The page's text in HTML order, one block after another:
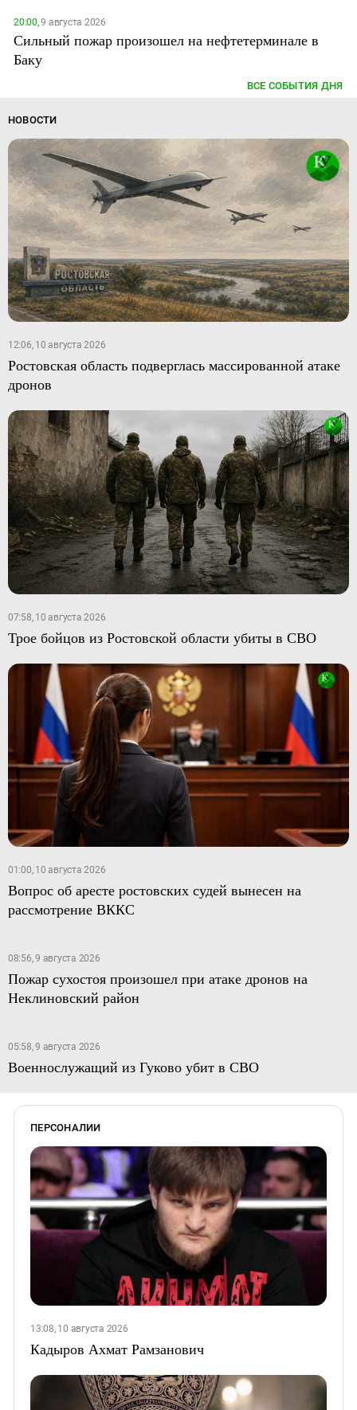
20:00,9 августа 2026
Сильный пожар произошел на нефтетерминале в
Баку
ВСЕ СОБЫТИЯ ДНЯ
НОВОСТИ
12:06, 10 августа 2026
Ростовская область подверглась массированной атаке
дронов
07:58, 10 августа 2026
Трое бойцов из Ростовской области убиты в СВО
01:00, 10 августа 2026
Вопрос об аресте ростовских судей вынесен на
рассмотрение ВККС
08:56, 9 августа 2026
Пожар сухостоя произошел при атаке дронов на
Неклиновский район
05:58, 9 августа 2026
Военнослужащий из Гуково убит в СВО
ПЕРСОНАЛИИ
13:08, 10 августа 2026
Кадыров Ахмат Рамзанович